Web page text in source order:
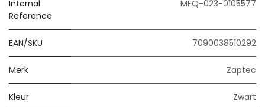
Internal
Reference
MFQ-023-0105577
EAN/SKU 7090038510292
Merk Zaptec
Kleur Zwart